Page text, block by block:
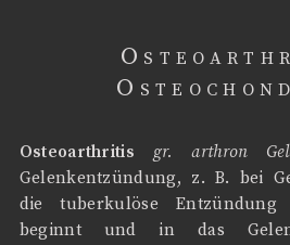
Osteoarthritis gr. arthron
Gelenkentzündung, z. B. bei
die tuberkulöse
beginnt und in das